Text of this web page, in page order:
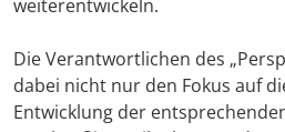
weiterentwickeln.
Die Verantwortlichen des
dabei nicht nur den Fokus auf
Entwicklung der